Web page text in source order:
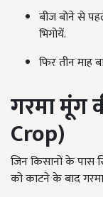
बीज बोने से
भिगोयें.
फिर तीन माह
गरमा
Crop)
जिन किसानों के पास
को काटने के बाद